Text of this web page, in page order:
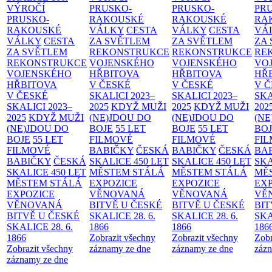
VÝROČÍ
PRUSKO-
RAKOUSKÉ
VÁLKY CESTA
ZA SVĚTLEM
REKONSTRUKCE
VOJENSKÉHO
HŘBITOVA
V ČESKÉ
SKALICI 2023–
2025 KDYŽ MUŽI
(NE)JDOU DO
BOJE 55 LET
FILMOVÉ
BABIČKY ČESKÁ
SKALICE 450 LET
MĚSTEM STÁLÁ
EXPOZICE
VĚNOVANÁ
BITVĚ U ČESKÉ
SKALICE 28. 6.
1866
Zobrazit všechny
záznamy ze dne
PRUSKO-
RAKOUSKÉ
VÁLKY CESTA
ZA SVĚTLEM
REKONSTRUKCE
VOJENSKÉHO
HŘBITOVA
V ČESKÉ
SKALICI 2023–
2025 KDYŽ MUŽI
(NE)JDOU DO
BOJE 55 LET
FILMOVÉ
BABIČKY ČESKÁ
SKALICE 450 LET
MĚSTEM STÁLÁ
EXPOZICE
VĚNOVANÁ
BITVĚ U ČESKÉ
SKALICE 28. 6.
1866
Zobrazit všechny
záznamy ze dne
PRUSKO-
RAKOUSKÉ
VÁLKY CESTA
ZA SVĚTLEM
REKONSTRUKCE
VOJENSKÉHO
HŘBITOVA
V ČESKÉ
SKALICI 2023–
2025 KDYŽ MUŽI
(NE)JDOU DO
BOJE 55 LET
FILMOVÉ
BABIČKY ČESKÁ
SKALICE 450 LET
MĚSTEM STÁLÁ
EXPOZICE
VĚNOVANÁ
BITVĚ U ČESKÉ
SKALICE 28. 6.
1866
Zobrazit všechny
záznamy ze dne
ZA
V